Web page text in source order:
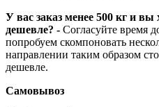
У вас заказ менее 500 кг и вы
дешевле? - Согласуйте время
попробуем скомпоновать
направлении таким образом
дешевле.
Самовывоз